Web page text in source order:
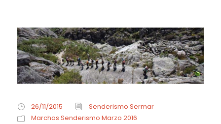
26/11/2015
Senderismo Sermar
Marchas Senderismo Marzo 2016